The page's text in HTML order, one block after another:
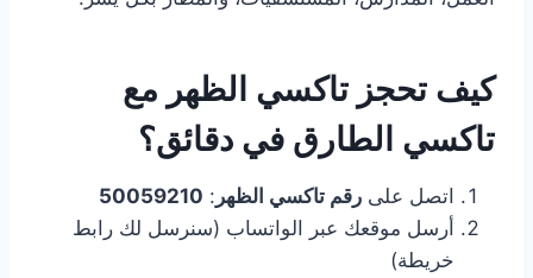
كيف تحجز تاكسي الظهر مع
تاكسي الطارق في دقائق؟
اتصل على رقم تاكسي الظهر :
50059210
أرسل موقعك عبر الواتساب (سنرسل لك رابط
خريطة)